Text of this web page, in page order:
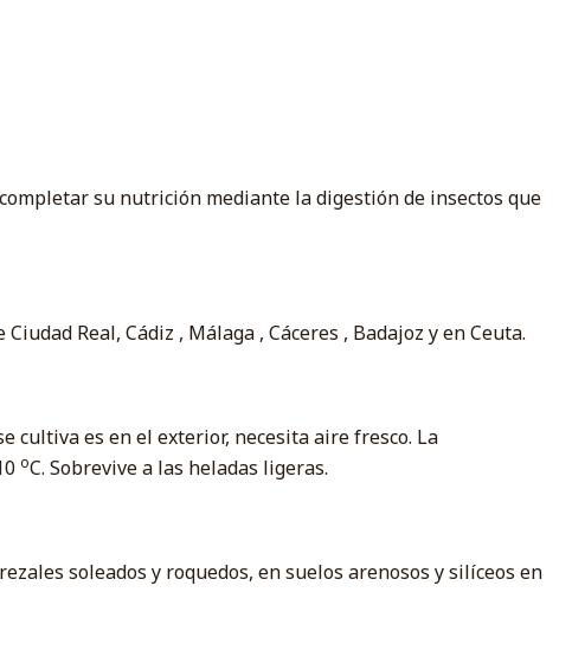
su nutrición mediante la digestión de insectos que
Real, Cádiz , Málaga , Cáceres , Badajoz y en Ceuta.
cultiva es en el exterior, necesita aire fresco. La
oC. Sobrevive a las heladas ligeras.
soleados y roquedos, en suelos arenosos y silíceos en